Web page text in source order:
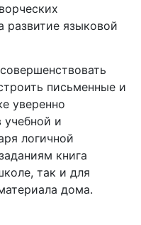
развитие языковой
письменные и
уверенно
учебной и
логичной
книга
так и для
дома.